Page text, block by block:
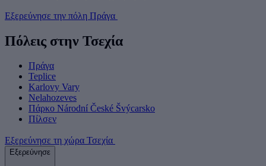
Εξερεύνησε την πόλη Πράγα
Πόλεις στην Τσεχία
Πράγα
Teplice
Karlovy Vary
Nelahozeves
Πάρκο Národní České Švýcarsko
Πίλσεν
Εξερεύνησε τη χώρα Τσεχία
Εξερεύνησε